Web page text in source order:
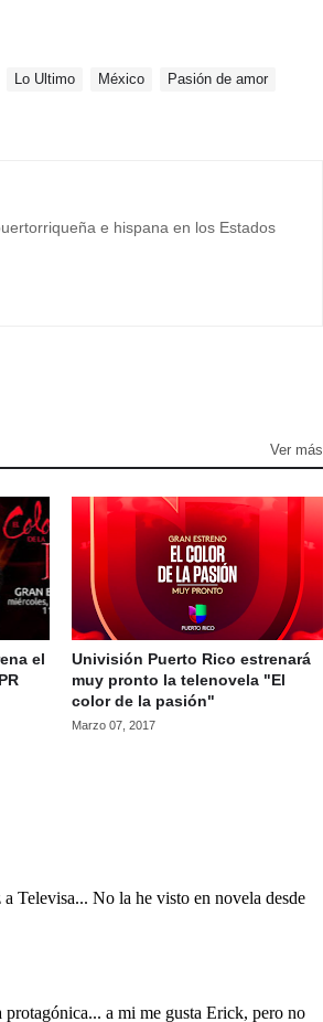
Lo Ultimo México
Pasión de amor
e hispana en los Estados
Ver más
el
Univisión Puerto Rico estrenará
muy pronto la telenovela "El
color de la pasión"
Marzo 07, 2017